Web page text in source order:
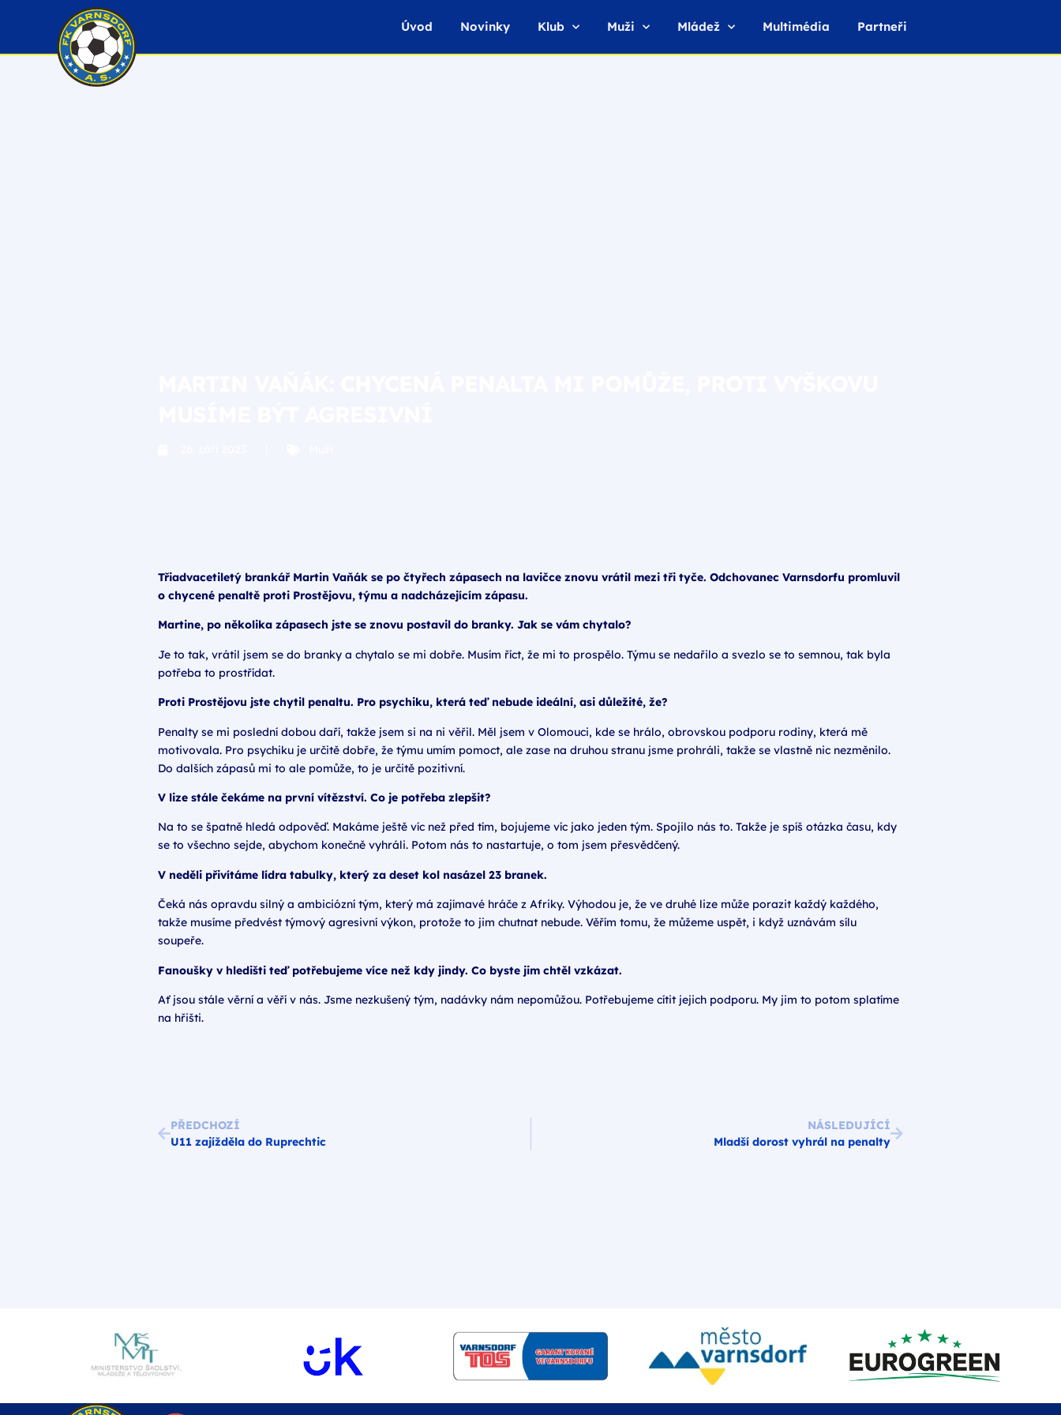
Úvod Novinky Klub Muži Mládež Multimédia Partneři
Třiadvacetiletý brankář Martin Vaňák se po čtyřech zápasech na lavičce znovu vrátil mezi tři tyče. Odchovanec Varnsdorfu promluvil
o chycené penaltě proti Prostějovu, týmu a nadcházejícím zápasu.
Martine, po několika zápasech jste se znovu postavil do branky. Jak se vám chytalo?
Je to tak, vrátil jsem se do branky a chytalo se mi dobře. Musím říct, že mi to prospělo. Týmu se nedařilo a svezlo se to semnou, tak byla
potřeba to prostřídat.
Proti Prostějovu jste chytil penaltu. Pro psychiku, která teď nebude ideální, asi důležité, že?
Penalty se mi poslední dobou daří, takže jsem si na ni věřil. Měl jsem v Olomouci, kde se hrálo, obrovskou podporu rodiny, která mě
motivovala. Pro psychiku je určitě dobře, že týmu umím pomoct, ale zase na druhou stranu jsme prohráli, takže se vlastně nic nezměnilo.
Do dalších zápasů mi to ale pomůže, to je určitě pozitivní.
V lize stále čekáme na první vítězství. Co je potřeba zlepšit?
Na to se špatně hledá odpověď. Makáme ještě víc než před tím, bojujeme víc jako jeden tým. Spojilo nás to. Takže je spíš otázka času, kdy
se to všechno sejde, abychom konečně vyhráli. Potom nás to nastartuje, o tom jsem přesvědčený.
V neděli přivítáme lídra tabulky, který za deset kol nasázel 23 branek.
Čeká nás opravdu silný a ambiciózní tým, který má zajímavé hráče z Afriky. Výhodou je, že ve druhé lize může porazit každý každého,
takže musíme předvést týmový agresivní výkon, protože to jim chutnat nebude. Věřím tomu, že můžeme uspět, i když uznávám sílu
soupeře.
Fanoušky v hledišti teď potřebujeme více než kdy jindy. Co byste jim chtěl vzkázat.
Ať jsou stále věrní a věří v nás. Jsme nezkušený tým, nadávky nám nepomůžou. Potřebujeme cítit jejich podporu. My jim to potom splatíme
na hřišti.
PŘEDCHOZÍ
U11 zajížděla do Ruprechtic
NÁSLEDUJÍCÍ
Mladší dorost vyhrál na penalty